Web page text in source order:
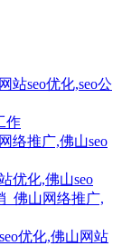
站seo优化,seo公
作
络推广,佛山seo
优化,佛山seo
_佛山网络推广,
优化,佛山网站